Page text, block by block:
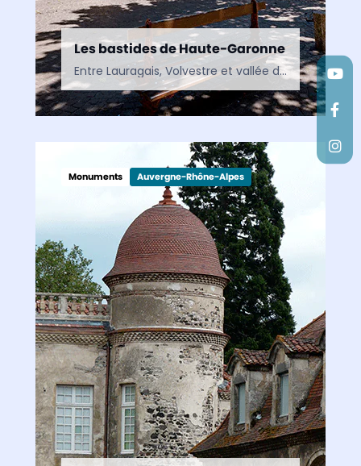
Les bastides de Haute-Garonne
Entre Lauragais, Volvestre et vallée de la Garonne, les bastides de Haute-Garonne racontent l’histoire des villes nouvelles du Moyen Âge. De Revel à Grenade, ces cités de caractère dévoilent un…
Monuments Auvergne-Rhône-Alpes